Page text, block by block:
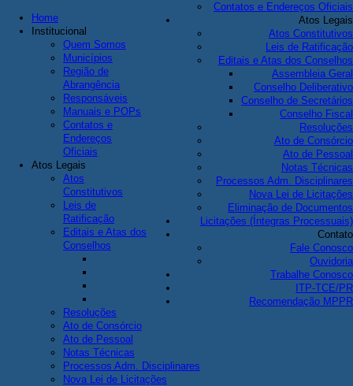
Contatos e Endereços Oficiais
Atos Legais
Atos Constitutivos
Leis de Ratificação
Editais e Atas dos Conselhos
Assembleia Geral
Conselho Deliberativo
Conselho de Secretários
Conselho Fiscal
Resoluções
Ato de Consórcio
Ato de Pessoal
Notas Técnicas
Processos Adm. Disciplinares
Nova Lei de Licitações
Eliminação de Documentos
Licitações (Íntegras Processuais)
Contato
Fale Conosco
Ouvidoria
Trabalhe Conosco
ITP-TCE/PR
Recomendação MPPR
Home
Institucional
Quem Somos
Municípios
Região de
Abrangência
Responsáveis
Manuais e POPs
Contatos e
Endereços
Oficiais
Atos Legais
Atos
Constitutivos
Leis de
Ratificação
Editais e Atas dos
Conselhos
Resoluções
Ato de Consórcio
Ato de Pessoal
Notas Técnicas
Processos Adm. Disciplinares
Nova Lei de Licitações